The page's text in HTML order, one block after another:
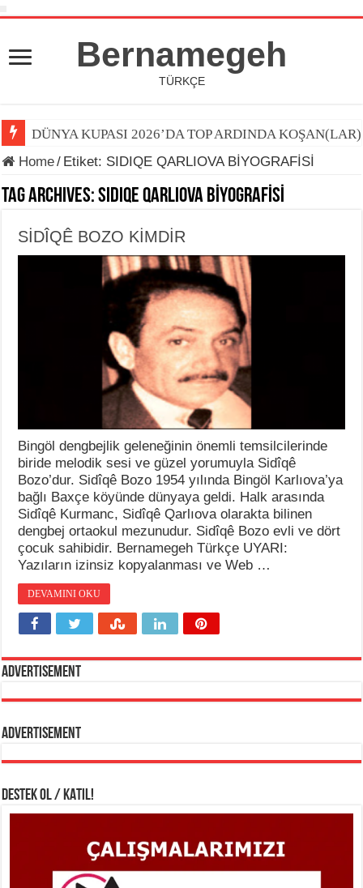
Bernamegeh
TÜRKÇE
DÜNYA KUPASI 2026’DA TOP ARDINDA
Home/ Etiket: SIDIQE QARLIOVA BİYOGRAFİSİ
Tag Archives:SIDIQE QARLIOVA BİYOGRAFİSİ
SİDÎQÊ BOZO KİMDİR
Bingöl dengbejlik geleneğinin önemli temsilcilerinde
biride melodik sesi ve güzel yorumuyla Sidîqê
Bozo’dur. Sidîqê Bozo 1954 yılında Bingöl Karlıova’ya
bağlı Baxçe köyünde dünyaya geldi. Halk arasında
Sidîqê Kurmanc, Sidîqê Qarlıova olarakta bilinen
dengbej ortaokul mezunudur. Sidîqê Bozo evli ve dört
çocuk sahibidir. Bernamegeh Türkçe UYARI:
Yazıların izinsiz kopyalanması ve Web …
DEVAMINI OKU
Advertisement
Advertisement
DESTEK OL / KATIL!